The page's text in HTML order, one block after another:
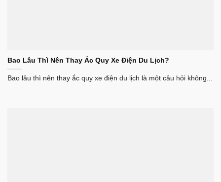
Bao Lâu Thì Nên Thay Ắc Quy Xe Điện Du Lịch?
Bao lâu thì nên thay ắc quy xe điện du lịch là một câu hỏi không...